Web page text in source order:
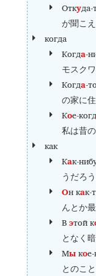
Откуда-
が聞こえ
когда
Когда-
モスク
Когда-то
の家に
Кое-когд
私は昔
как
Как-
うだろう
Он как-
んとか
Вэтой к
となく暗
Мыко
とのこ